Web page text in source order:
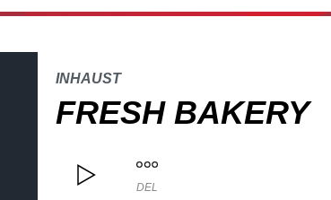
INHAUST
FRESH BAKERY
DEL